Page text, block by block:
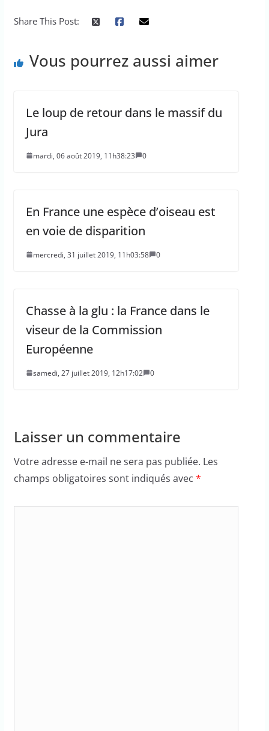
Share This Post:
Vous pourrez aussi aimer
Le loup de retour dans le massif du
Jura
mardi, 06 août 2019, 11h38:23 0
En France une espèce d’oiseau est
en voie de disparition
mercredi, 31 juillet 2019, 11h03:58 0
Chasse à la glu : la France dans le
viseur de la Commission
Européenne
samedi, 27 juillet 2019, 12h17:02 0
Laisser un commentaire
Votre adresse e-mail ne sera pas publiée. Les
champs obligatoires sont indiqués avec *